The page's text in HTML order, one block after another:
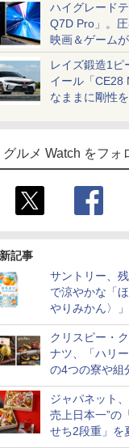
ハイグレード
Q7D Pro」。
映画＆ゲーム
レイズ鍛造1ピ
イール「CE28
なままに剛性
グルメ Watch をフォ
記事
サントリー、
で涼やかな「
やりみかん〉
クリスピー・
ナツ、「ハリー
の4つの寮や組
メージしたド
ジャパネット
売上日本一”の
せち2段重」を